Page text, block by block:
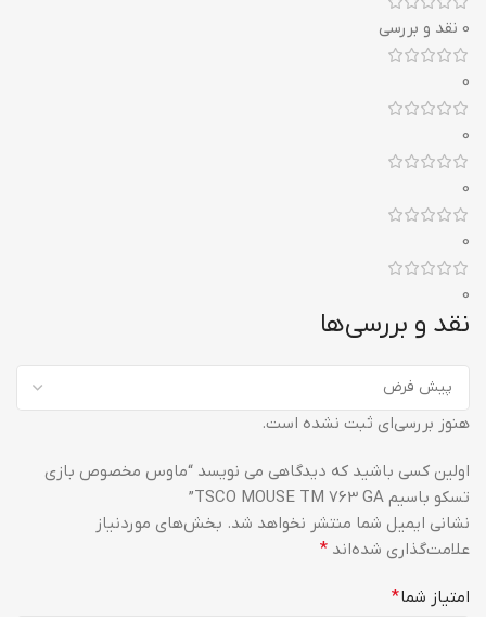
0 نقد و بررسی
0
0
0
0
0
نقد و بررسی‌ها
هنوز بررسی‌ای ثبت نشده است.
اولین کسی باشید که دیدگاهی می نویسد “ماوس مخصوص بازی
تسکو باسیم TSCO MOUSE TM 763 GA”
نشانی ایمیل شما منتشر نخواهد شد. بخش‌های موردنیاز
علامت‌گذاری شده‌اند *
امتیاز شما*